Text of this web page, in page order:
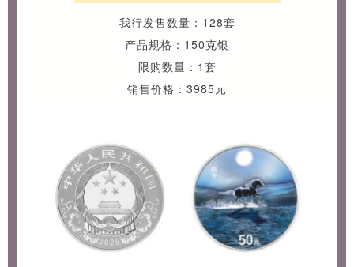
我行发售数量：128套
产品规格：150克银
限购数量：1套
销售价格：3985元